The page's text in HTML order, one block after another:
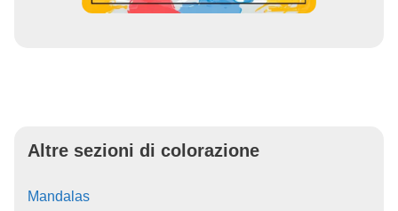
Altre sezioni di colorazione
Mandalas